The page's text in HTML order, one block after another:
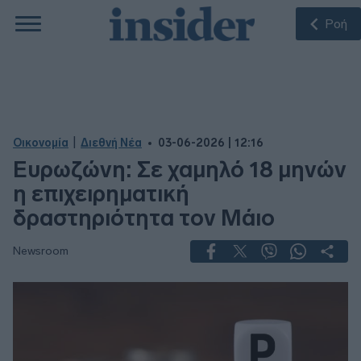
Ροή
Οικονομία Διεθνή Νέα 03-06-2026 | 12:16
Ευρωζώνη: Σε χαμηλό 18 μηνών
η επιχειρηματική
δραστηριότητα τον Μάιο
Newsroom